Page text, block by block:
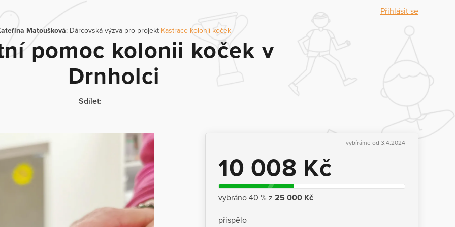
Přihlásit se
Matoušková: Dárcovská výzva pro projekt Kastrace kolonií koček
pomoc kolonii koček v
Drnholci
Sdílet:
vybíráme od 3.4.2024
10 008 Kč
vybráno 40 % z 25 000 Kč
přispělo